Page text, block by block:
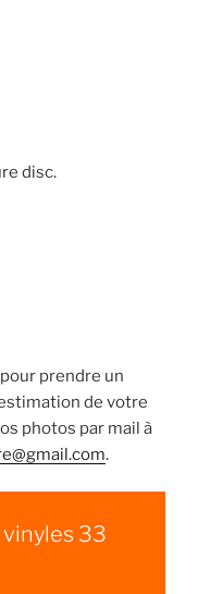
disc.
prendre un
de votre
photos par mail à
.
33